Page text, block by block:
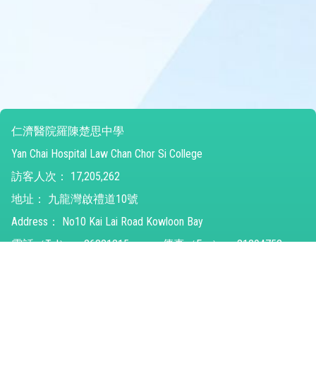
仁濟醫院羅陳楚思中學
Yan Chai Hospital Law Chan Chor Si College
訪客人次：
17,205,262
地址：
九龍灣啟禮道10號
Address：
No10 Kai Lai Road Kowloon Bay
電話（Tel）： 26821315 傳真（Fax）： 31294752